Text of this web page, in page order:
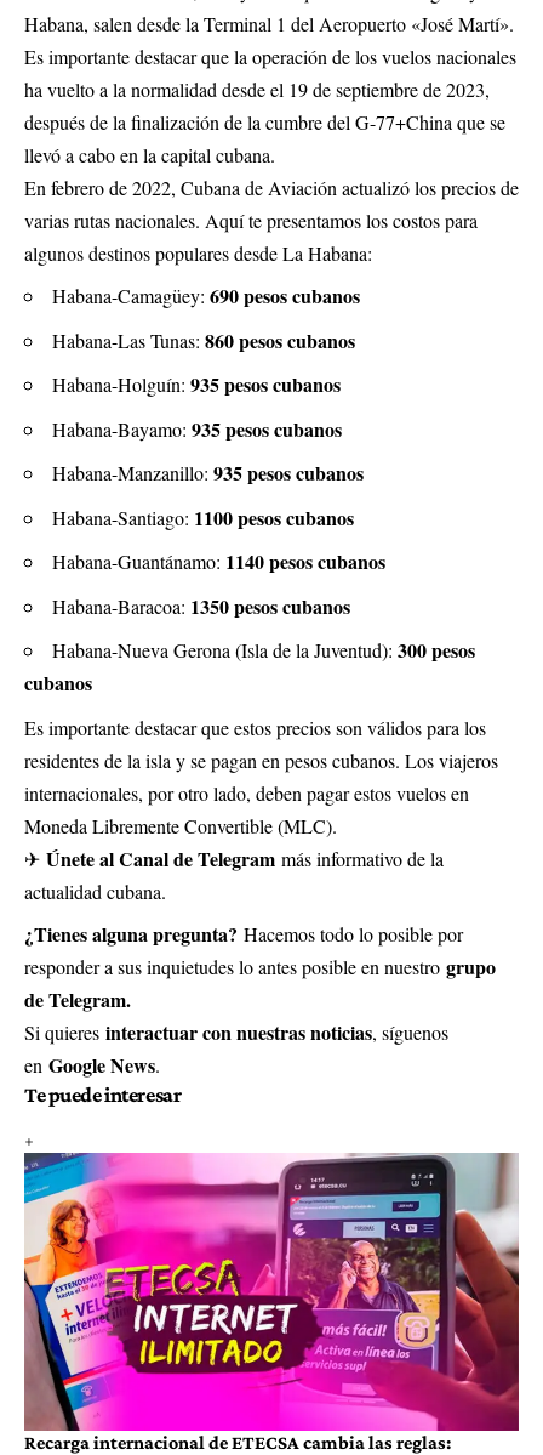
Habana, salen desde la Terminal 1 del Aeropuerto «José Martí».
Es importante destacar que la operación de los vuelos nacionales
ha vuelto a la normalidad desde el 19 de septiembre de 2023,
después de la finalización de la cumbre del G-77+China que se
llevó a cabo en la capital cubana.
En febrero de 2022, Cubana de Aviación actualizó los precios de
varias rutas nacionales. Aquí te presentamos los costos para
algunos destinos populares desde La Habana:
Habana-Camagüey: 690 pesos cubanos
Habana-Las Tunas: 860 pesos cubanos
Habana-Holguín: 935 pesos cubanos
Habana-Bayamo: 935 pesos cubanos
Habana-Manzanillo: 935 pesos cubanos
Habana-Santiago: 1100 pesos cubanos
Habana-Guantánamo: 1140 pesos cubanos
Habana-Baracoa: 1350 pesos cubanos
Habana-Nueva Gerona (Isla de la Juventud): 300 pesos
cubanos
Es importante destacar que estos precios son válidos para los
residentes de la isla y se pagan en pesos cubanos. Los viajeros
internacionales, por otro lado, deben pagar estos vuelos en
Moneda Libremente Convertible (MLC).
✈ Únete al Canal de Telegram más informativo de la
actualidad cubana.
¿Tienes alguna pregunta? Hacemos todo lo posible por
responder a sus inquietudes lo antes posible en nuestro grupo
de Telegram.
Si quieres interactuar con nuestras noticias, síguenos
en Google News.
Te puede interesar
Recarga internacional de ETECSA cambia las reglas: